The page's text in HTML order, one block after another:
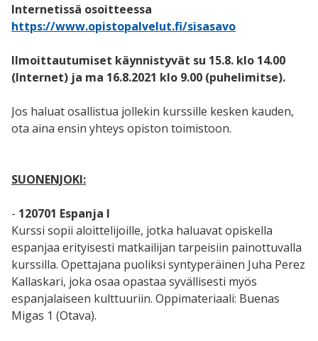
Internetissä osoitteessa
https://www.opistopalvelut.fi/sisasavo
Ilmoittautumiset käynnistyvät su 15.8. klo 14.00
(Internet) ja ma 16.8.2021 klo 9.00 (puhelimitse).
Jos haluat osallistua jollekin kurssille kesken kauden,
ota aina ensin yhteys opiston toimistoon.
SUONENJOKI:
- 120701 Espanja I
Kurssi sopii aloittelijoille, jotka haluavat opiskella
espanjaa erityisesti matkailijan tarpeisiin painottuvalla
kurssilla. Opettajana puoliksi syntyperäinen Juha Perez
Kallaskari, joka osaa opastaa syvällisesti myös
espanjalaiseen kulttuuriin. Oppimateriaali: Buenas
Migas 1 (Otava).